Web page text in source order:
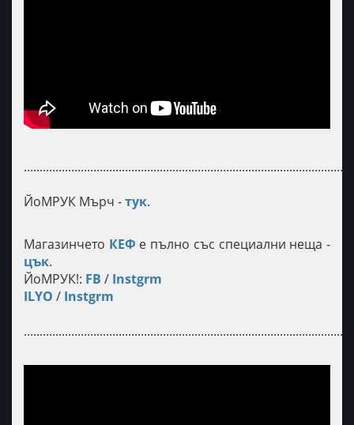
ЙоМРУК Мърч -тук.
Магазинчето КЕФ е пълно със специални неща -
цък.
ЙоМРУК!: FB​​​ / Instgrm
ILYO / Instgrm